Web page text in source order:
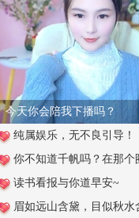
自己的【专
锁...
711
有些话，我想
1,033
资治通鉴196
只飞...
1,475
腻腻在线点歌台
纯属娱乐，无不良引导！
你不知道千帆吗？在那个
读书看报与你道早安~
眉如远山含黛，目似秋水